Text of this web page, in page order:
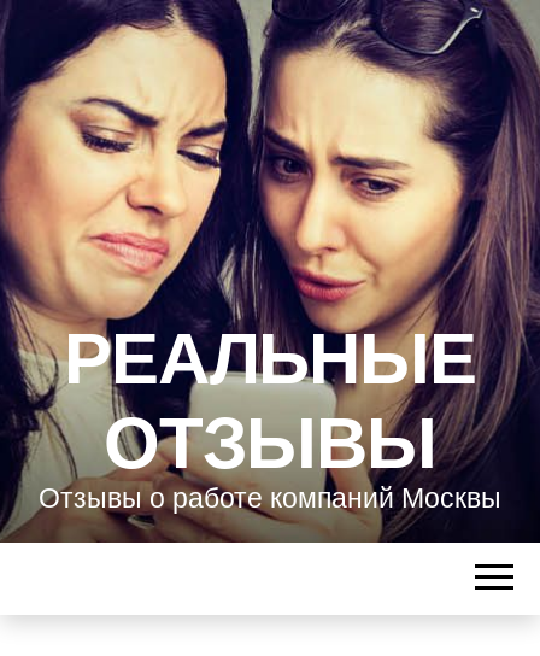
РЕАЛЬНЫЕ
ОТЗЫВЫ
Отзывы о работе компаний Москвы